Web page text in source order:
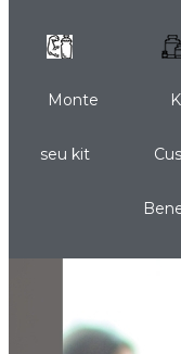
Monte
seu kit